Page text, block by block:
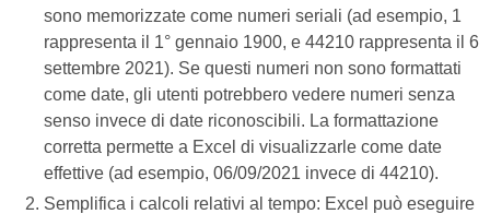
sono memorizzate come numeri seriali (ad esempio, 1
rappresenta il 1° gennaio 1900, e 44210 rappresenta il 6
settembre 2021). Se questi numeri non sono formattati
come date, gli utenti potrebbero vedere numeri senza
senso invece di date riconoscibili. La formattazione
corretta permette a Excel di visualizzarle come date
effettive (ad esempio, 06/09/2021 invece di 44210).
Semplifica i calcoli relativi al tempo: Excel può eseguire